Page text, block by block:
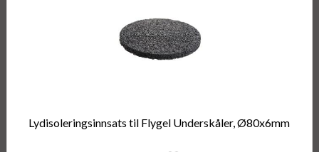
Lydisoleringsinnsats til Flygel Underskåler, Ø80x6mm